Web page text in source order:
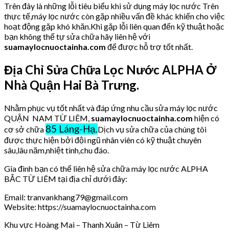
Trên đây là những lỗi tiêu biểu khi sử dụng máy lọc nước Trên
thực tế,máy lọc nước còn gặp nhiều vấn đề khác khiến cho việc
hoạt động gặp khó khăn.Khi gặp lỗi liên quan đến kỹ thuật hoặc
bạn không thể tự sửa chữa hãy liên hệ với
suamaylocnuoctainha.com để được hỗ trợ tốt nhất.
Địa Chỉ Sửa Chữa Lọc Nước ALPHA Ở
Nhà Quận Hai Bà Trưng.
Nhằm phục vụ tốt nhất và đáp ứng nhu cầu sửa máy lọc nước
QUẬN NAM TỪ LIÊM, suamaylocnuoctainha.com hiện có
cơ sở chữa 85 Láng-Hạ.Dịch vụ sửa chữa của chúng tôi
được thực hiện bởi đội ngũ nhân viên có kỹ thuật chuyên
sâu,lâu năm,nhiệt tình,chu đáo.
Gia đình bạn có thể liên hệ sửa chữa máy lọc nước ALPHA
BẮC TỪ LIÊM tại địa chỉ dưới đây:
Email: tranvankhang79@gmail.com
Website: https://suamaylocnuoctainha.com
Khu vực Hoàng Mai – Thanh Xuân – Từ Liêm